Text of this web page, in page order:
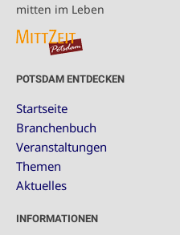
mitten im Leben
POTSDAM ENTDECKEN
Startseite
Branchenbuch
Veranstaltungen
Themen
Aktuelles
INFORMATIONEN